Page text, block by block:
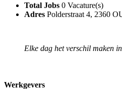
Total Jobs 0 Vacature(s)
Adres Polderstraat 4, 2360
Elke dag het verschil maken
Werkgevers